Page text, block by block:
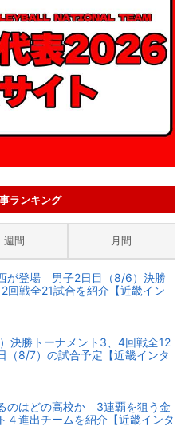
ランキング
週間 月間
が登場 男子2日目（8/6）決勝
2回戦全21試合を紹介【近畿イン
決勝トーナメント3、4回戦全12
（8/7）の試合予定【近畿インタ
のはどの高校か 3連覇を狙う金
４進出チームを紹介【近畿インタ